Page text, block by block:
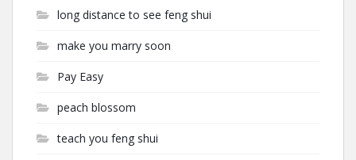
long distance to see feng shui
make you marry soon
Pay Easy
peach blossom
teach you feng shui